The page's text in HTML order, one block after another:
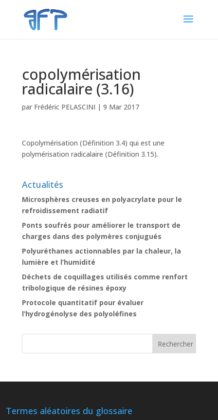
copolymérisation
radicalaire (3.16)
par Frédéric PELASCINI | 9 Mar 2017
Copolymérisation (Définition 3.4) qui est une
polymérisation radicalaire (Définition 3.15).
Actualités
Microsphères creuses en polyacrylate pour le
refroidissement radiatif
Ponts soufrés pour améliorer le transport de
charges dans des polymères conjugués
Polyuréthanes actionnables par la chaleur, la
lumière et l’humidité
Déchets de coquillages utilisés comme renfort
tribologique de résines époxy
Protocole quantitatif pour évaluer
l’hydrogénolyse des polyoléfines
Termes aléatoires du glossaire